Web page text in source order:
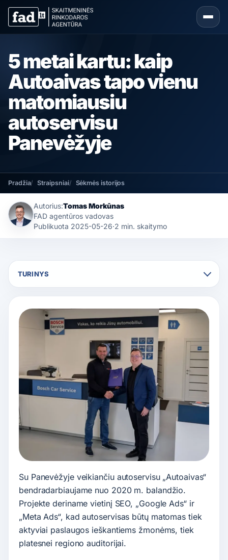
5 metai kartu: kaip
Autoaivas tapo vienu
matomiausiu
autoservisu
Panevėžyje
Pradžia Straipsniai Sėkmės istorijos
Autorius:Tomas Morkūnas
FAD agentūros vadovas
Publikuota 2025-05-26·2 min. skaitymo
TURINYS
Su Panevėžyje veikiančiu autoservisu „Autoaivas“
bendradarbiaujame nuo 2020 m. balandžio.
Projekte deriname vietinį SEO, „Google Ads“ ir
„Meta Ads“, kad autoservisas būtų matomas tiek
aktyviai paslaugos ieškantiems žmonėms, tiek
platesnei regiono auditorijai.